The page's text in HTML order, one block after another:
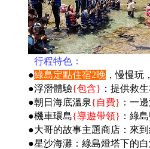
行程特色：
●綠島定點住宿2晚 ，慢慢玩
●浮潛體驗{包含} ：提供救
●朝日海底溫泉{自費} ：一
●機車環島{導遊帶領} ：綠
●大哥的故事主題商店：來
●星沙海灘：綠島燈塔下的